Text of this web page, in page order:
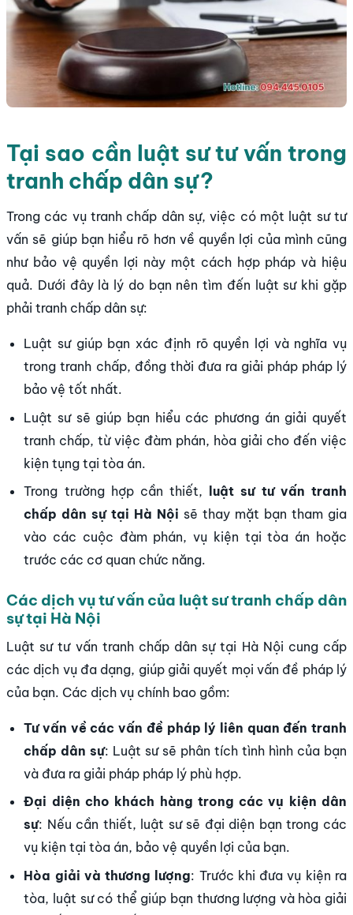
Tại sao cần luật sư tư vấn trong
tranh chấp dân sự?
Trong các vụ tranh chấp dân sự, việc có một luật sư tư
vấn sẽ giúp bạn hiểu rõ hơn về quyền lợi của mình cũng
như bảo vệ quyền lợi này một cách hợp pháp và hiệu
quả. Dưới đây là lý do bạn nên tìm đến luật sư khi gặp
phải tranh chấp dân sự:
Luật sư giúp bạn xác định rõ quyền lợi và nghĩa vụ
trong tranh chấp, đồng thời đưa ra giải pháp pháp lý
bảo vệ tốt nhất.
Luật sư sẽ giúp bạn hiểu các phương án giải quyết
tranh chấp, từ việc đàm phán, hòa giải cho đến việc
kiện tụng tại tòa án.
Trong trường hợp cần thiết, luật sư tư vấn tranh
chấp dân sự tại Hà Nội sẽ thay mặt bạn tham gia
vào các cuộc đàm phán, vụ kiện tại tòa án hoặc
trước các cơ quan chức năng.
Các dịch vụ tư vấn của luật sư tranh chấp dân
sự tại Hà Nội
Luật sư tư vấn tranh chấp dân sự tại Hà Nội cung cấp
các dịch vụ đa dạng, giúp giải quyết mọi vấn đề pháp lý
của bạn. Các dịch vụ chính bao gồm:
Tư vấn về các vấn đề pháp lý liên quan đến tranh
chấp dân sự: Luật sư sẽ phân tích tình hình của bạn
và đưa ra giải pháp pháp lý phù hợp.
Đại diện cho khách hàng trong các vụ kiện dân
sự: Nếu cần thiết, luật sư sẽ đại diện bạn trong các
vụ kiện tại tòa án, bảo vệ quyền lợi của bạn.
Hòa giải và thương lượng: Trước khi đưa vụ kiện ra
tòa, luật sư có thể giúp bạn thương lượng và hòa giải